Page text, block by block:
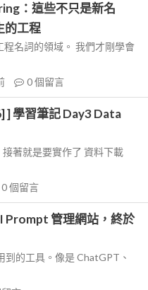
：這些不只是新名
的工程
名詞的領域。 我們才剛學會
0個留言
] 學習筆記 Day3 Data
著就是要實作了 資料下載
0個留言
Prompt 管理網站，終於
的工具。像是 ChatGPT、